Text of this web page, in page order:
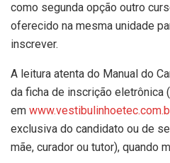
como segunda opção outro
oferecido na mesma unidade
inscrever.
A leitura atenta do Manual do
da ficha de inscrição eletrônica
em
exclusiva do candidato ou de
mãe, curador ou tutor), quando